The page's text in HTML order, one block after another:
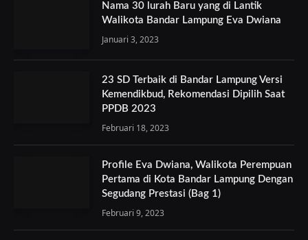
Nama 30 lurah Baru yang di Lantik
Walikota Bandar Lampung Eva Dwiana
Januari 3, 2023
23 SD Terbaik di Bandar Lampung Versi
Kemendikbud, Rekomendasi Dipilih Saat
PPDB 2023
Februari 18, 2023
Profile Eva Dwiana, Walikota Perempuan
Pertama di Kota Bandar Lampung Dengan
Segudang Prestasi (Bag 1)
Februari 9, 2023